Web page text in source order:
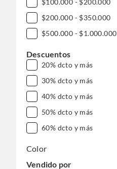
$100.000 - $200.000
$200.000 - $350.000
$500.000 - $1.000.000
Descuentos
20% dcto y más
30% dcto y más
40% dcto y más
50% dcto y más
60% dcto y más
Color
Vendido por